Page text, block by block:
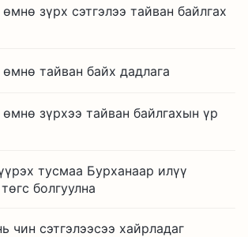
зүрх сэтгэлээ тайван байлгах
тайван байх дадлага
зүрхээ тайван байлгахын үр
тусмаа Бурханаар илүү
болгуулна
чин сэтгэлээсээ хайрладаг